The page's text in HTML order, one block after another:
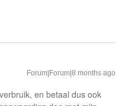
Forum|Forum|8 months ago
en betaal dus ook